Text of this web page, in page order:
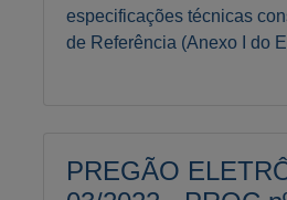
especificações técnicas
de Referência (Anexo I do
PREGÃO